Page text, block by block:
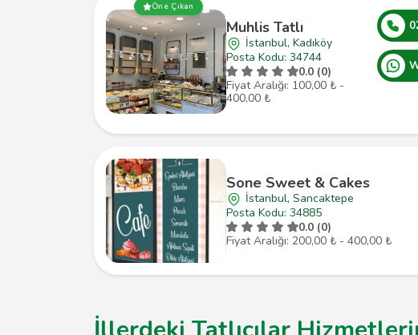
Öne Çıkan
Muhlis Tatlı
İstanbul, Kadıköy
Posta Kodu: 34744
0.0 (0)
Fiyat Aralığı: 100,00 ₺ -
400,00 ₺
Sone Sweet & Cakes
İstanbul, Sancaktepe
Posta Kodu: 34885
0.0 (0)
Fiyat Aralığı: 200,00 ₺ - 400,00 ₺